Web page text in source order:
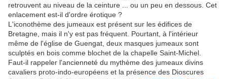
retrouvent au niveau de la ceinture ... ou un peu en dessous. Cet
enlacement est-il d'ordre érotique ?
L'iconothème des jumeaux est présent sur les édifices de
Bretagne, mais il n'y est pas fréquent. Pourtant, à l'intérieur
même de l'église de Guengat, deux masques jumeaux sont
sculptés en bois comme blochet de la chapelle Saint-Michel.
Faut-il rappeler l'ancienneté du mythème des jumeaux divins
cavaliers proto-indo-européens et la présence des Dioscures